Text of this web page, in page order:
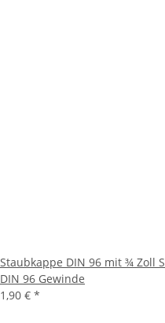
Staubkappe DIN 96 mit ¾ Zoll
DIN 96 Gewinde
1,90 € *